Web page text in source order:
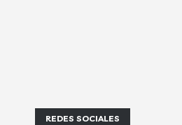
REDES SOCIALES